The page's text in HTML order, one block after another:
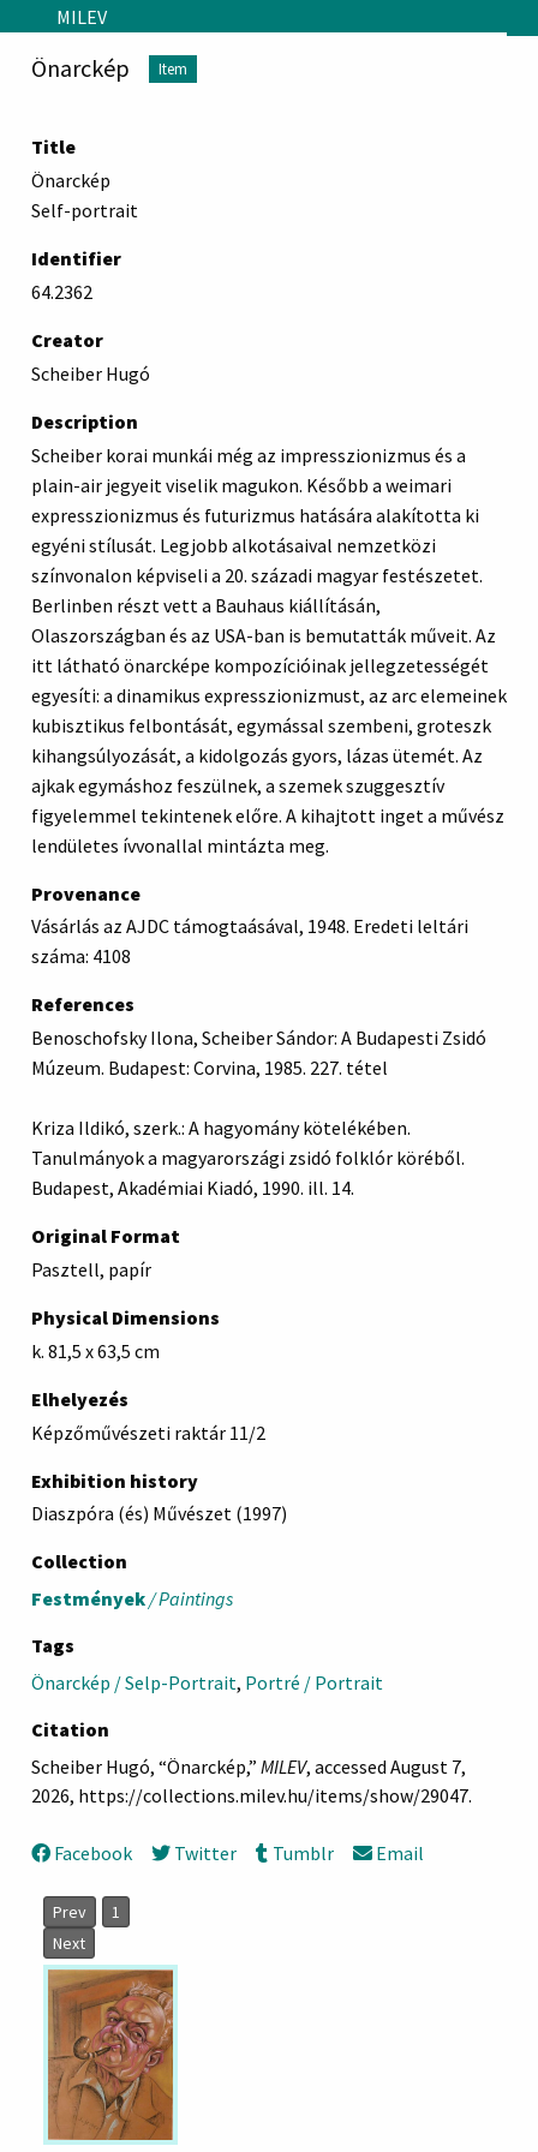
Skip to main content
MILEV
Önarckép Item
Prev
1
Next
Title
Önarckép
Self-portrait
Identifier
64.2362
Creator
Scheiber Hugó
Description
Scheiber korai munkái még az impresszionizmus és a
plain-air jegyeit viselik magukon. Később a weimari
expresszionizmus és futurizmus hatására alakította ki
egyéni stílusát. Legjobb alkotásaival nemzetközi
színvonalon képviseli a 20. századi magyar festészetet.
Berlinben részt vett a Bauhaus kiállításán,
Olaszországban és az USA-ban is bemutatták műveit. Az
itt látható önarcképe kompozícióinak jellegzetességét
egyesíti: a dinamikus expresszionizmust, az arc elemeinek
kubisztikus felbontását, egymással szembeni, groteszk
kihangsúlyozását, a kidolgozás gyors, lázas ütemét. Az
ajkak egymáshoz feszülnek, a szemek szuggesztív
figyelemmel tekintenek előre. A kihajtott inget a művész
lendületes ívvonallal mintázta meg.
Provenance
Vásárlás az AJDC támogtaásával, 1948. Eredeti leltári
száma: 4108
References
Benoschofsky Ilona, Scheiber Sándor: A Budapesti Zsidó
Múzeum. Budapest: Corvina, 1985. 227. tétel
Kriza Ildikó, szerk.: A hagyomány kötelékében.
Tanulmányok a magyarországi zsidó folklór köréből.
Budapest, Akadémiai Kiadó, 1990. ill. 14.
Original Format
Pasztell, papír
Physical Dimensions
k. 81,5 x 63,5 cm
Elhelyezés
Képzőművészeti raktár 11/2
Exhibition history
Diaszpóra (és) Művészet (1997)
Collection
Festmények/ Paintings
Tags
Önarckép / Selp-Portrait, Portré / Portrait
Citation
Scheiber Hugó, “Önarckép,” MILEV, accessed August 7,
2026, https://collections.milev.hu/items/show/29047.
Facebook Twitter Tumblr Email